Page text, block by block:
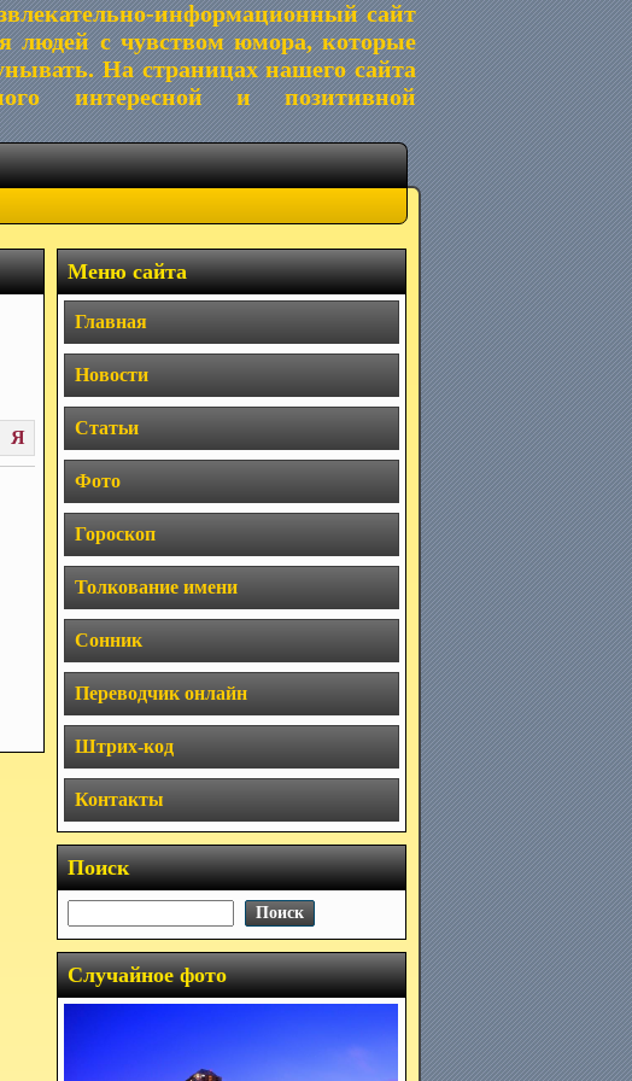
информационный сайт
людей с чувством юмора, которые
На страницах нашего сайта
интересной и позитивной
Я
Меню сайта
Главная
Новости
Статьи
Фото
Гороскоп
Толкование имени
Сонник
Переводчик онлайн
Штрих-код
Контакты
Поиск
Случайное фото